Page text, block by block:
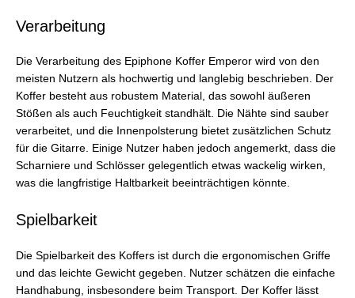
Verarbeitung
Die Verarbeitung des Epiphone Koffer Emperor wird von den
meisten Nutzern als hochwertig und langlebig beschrieben. Der
Koffer besteht aus robustem Material, das sowohl äußeren
Stößen als auch Feuchtigkeit standhält. Die Nähte sind sauber
verarbeitet, und die Innenpolsterung bietet zusätzlichen Schutz
für die Gitarre. Einige Nutzer haben jedoch angemerkt, dass die
Scharniere und Schlösser gelegentlich etwas wackelig wirken,
was die langfristige Haltbarkeit beeinträchtigen könnte.
Spielbarkeit
Die Spielbarkeit des Koffers ist durch die ergonomischen Griffe
und das leichte Gewicht gegeben. Nutzer schätzen die einfache
Handhabung, insbesondere beim Transport. Der Koffer lässt